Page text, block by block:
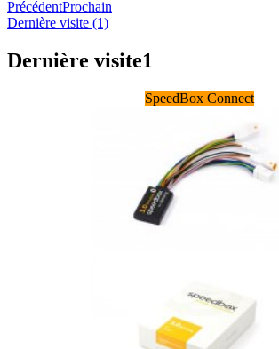
PrécédentProchain
Dernière visite (1)
Dernière visite1
SpeedBox Connect